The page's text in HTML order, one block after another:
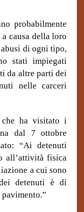
probabilmente
causa della loro
di ogni tipo,
stati impiegati
da altre parti dei
nelle carceri
che ha visitato i
dal 7 ottobre
“Ai detenuti
all’attività fisica
a cui sono
detenuti è di